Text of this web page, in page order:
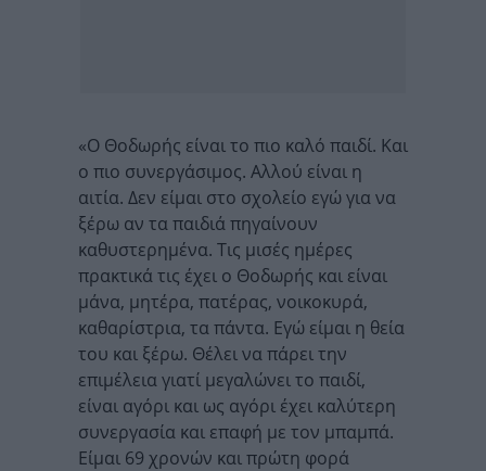
«Ο Θοδωρής είναι το πιο καλό παιδί. Και
ο πιο συνεργάσιμος. Αλλού είναι η
αιτία. Δεν είμαι στο σχολείο εγώ για να
ξέρω αν τα παιδιά πηγαίνουν
καθυστερημένα. Τις μισές ημέρες
πρακτικά τις έχει ο Θοδωρής και είναι
μάνα, μητέρα, πατέρας, νοικοκυρά,
καθαρίστρια, τα πάντα. Εγώ είμαι η θεία
του και ξέρω. Θέλει να πάρει την
επιμέλεια γιατί μεγαλώνει το παιδί,
είναι αγόρι και ως αγόρι έχει καλύτερη
συνεργασία και επαφή με τον μπαμπά.
Είμαι 69 χρονών και πρώτη φορά